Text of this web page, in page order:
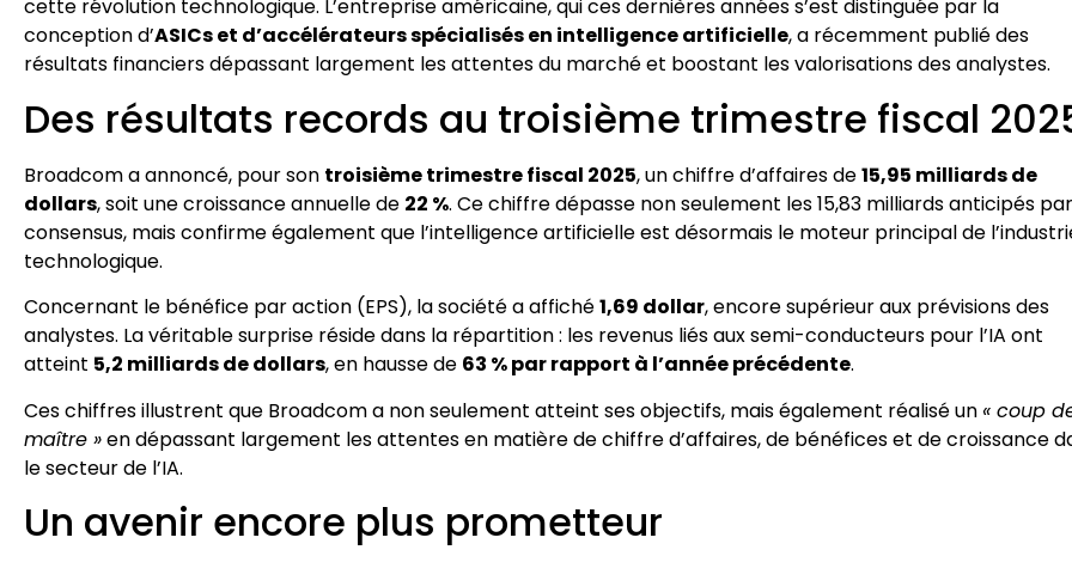
cette révolution technologique. L’entreprise américaine, qui ces dernières années s’est distinguée par la
conception d’ASICs et d’accélérateurs spécialisés en intelligence artificielle, a récemment publié des
résultats financiers dépassant largement les attentes du marché et boostant les valorisations des analystes.
Des résultats records au troisième trimestre fiscal
Broadcom a annoncé, pour son troisième trimestre fiscal 2025, un chiffre d’affaires de15,95 milliards de
dollars, soit une croissance annuelle de 22 %. Ce chiffre dépasse non seulement les 15,83 milliards anticipés
consensus, mais confirme également que l’intelligence artificielle est désormais le moteur principal de
technologique.
Concernant le bénéfice par action (EPS), la société a affiché1,69 dollar, encore supérieur aux prévisions des
analystes. La véritable surprise réside dans la répartition : les revenus liés aux semi-conducteurs pour l’IA ont
atteint 5,2 milliards de dollars, en hausse de 63 % par rapport à l’année précédente.
Ces chiffres illustrent que Broadcom a non seulement atteint ses objectifs, mais également réalisé un« coup
maître »en dépassant largement les attentes en matière de chiffre d’affaires, de bénéfices et de croissance
le secteur de l’IA.
Un avenir encore plus prometteur